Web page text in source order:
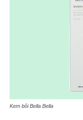
Kem bôi Bella Bella